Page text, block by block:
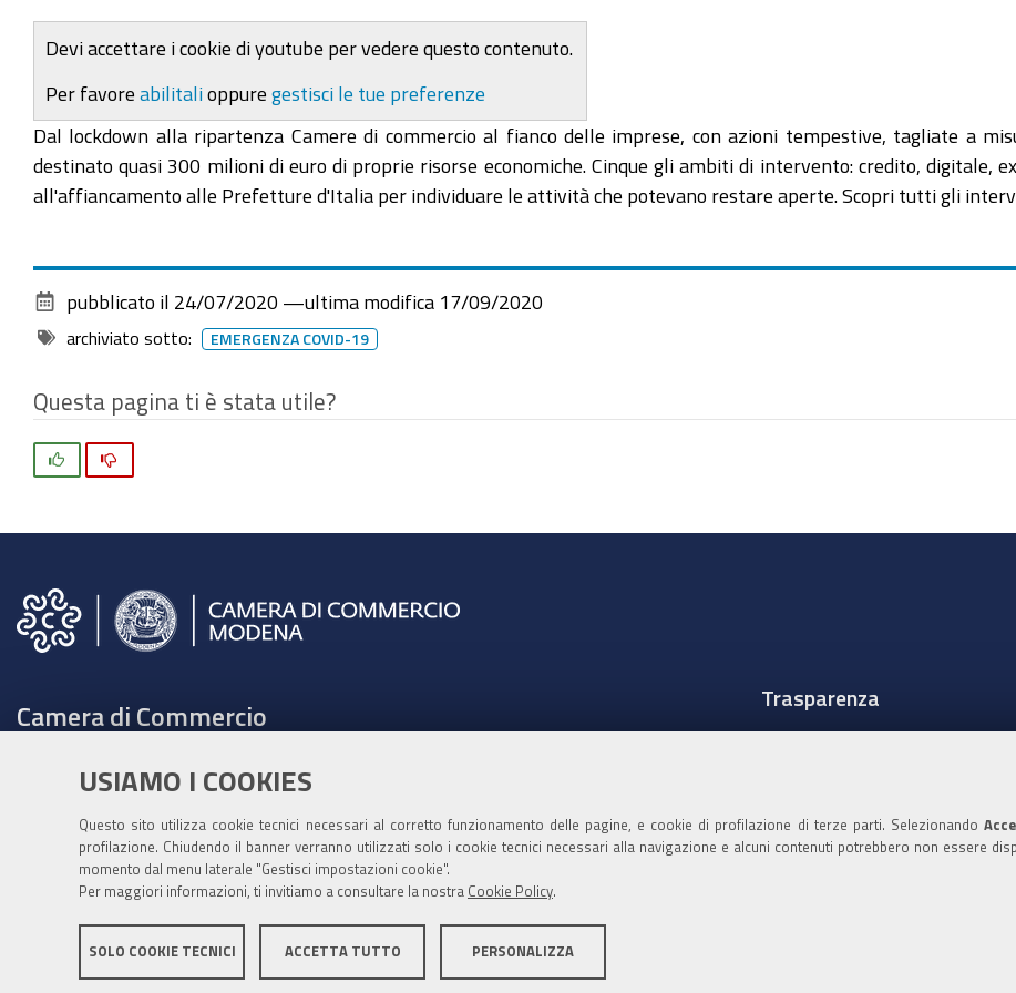
USIAMO I COOKIES
Questo sito utilizza cookie tecnici necessari al corretto funzionamento delle pagine, e cookie di profilazione di terze parti. Selezionando
profilazione. Chiudendo il banner verranno utilizzati solo i cookie tecnici necessari alla navigazione e alcuni contenuti potrebbero non essere
momento dal menu laterale "Gestisci impostazioni cookie".
Per maggiori informazioni, ti invitiamo a consultare la nostra Cookie Policy
SOLO COOKIE TECNICI ACCETTA TUTTO PERSONALIZZA
Devi accettare i cookie di youtube per vedere questo contenuto.
Per favore abilitali oppure gestisci le tue preferenze
Dal lockdown alla ripartenza Camere di commercio al fianco delle imprese, con azioni tempestive, tagliate a
destinato quasi 300 milioni di euro di proprie risorse economiche. Cinque gli ambiti di intervento: credito, digitale,
all'affiancamento alle Prefetture d'Italia per individuare le attività che potevano restare aperte. Scopri tutti gli
pubblicato il 24/07/2020 —ultima modifica 17/09/2020
archiviato sotto: EMERGENZA COVID-19
Questa pagina ti è stata utile?
Camera di Commercio
Tel. 059208111 -URP
Contabilità speciale Banca d'Italia:
IT75Q 01000 04306 TU00 0001 3855
Fatt. elettronica - Cod. univoco: XECKYI
cameradicommercio@mo.legalmail.camcom.it
Trasparenza
Pubblicità Legale